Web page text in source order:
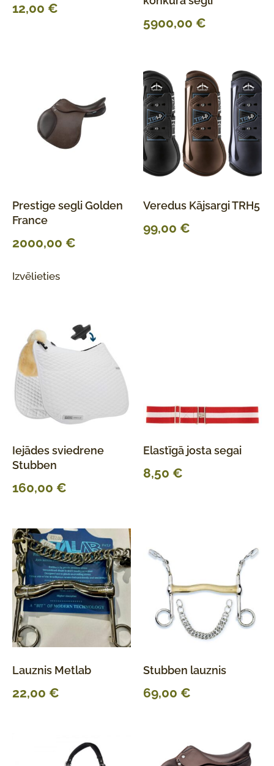
12,00 €
5900,00 €
Prestige segli Golden
France
2000,00 €
Izvēlieties
Veredus Kājsargi TRH5
99,00 €
Iejādes sviedrene
Stubben
160,00 €
Elastīgā josta segai
8,50 €
Lauznis Metlab
22,00 €
Stubben lauznis
69,00 €